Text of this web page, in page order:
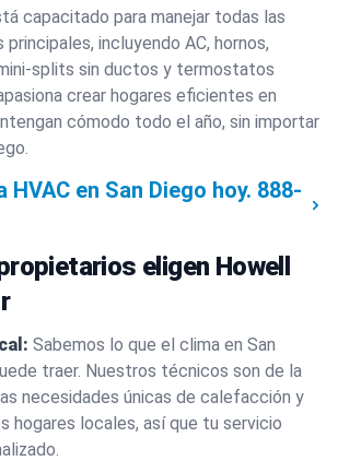
capacitado para manejar todas las
incluyendo AC, hornos,
splits sin ductos y termostatos
crear hogares eficientes en
cómodo todo el año, sin importar
en San Diego hoy. 888-
eligen Howell
Sabemos lo que el clima en San
traer. Nuestros técnicos son de la
necesidades únicas de calefacción y
hogares locales, así que tu servicio